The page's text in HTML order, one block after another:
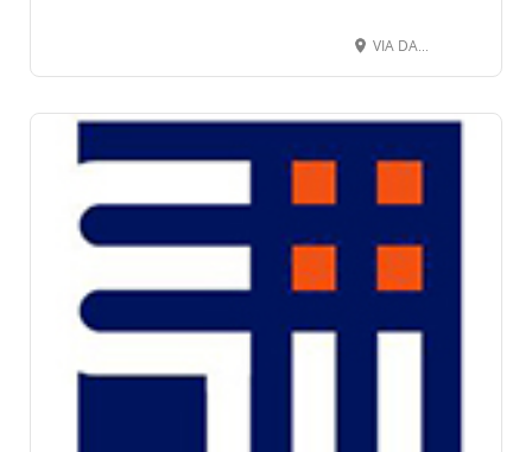
VIA DANTE ALIGHIERI 26, 12063 DOGLIANI CN